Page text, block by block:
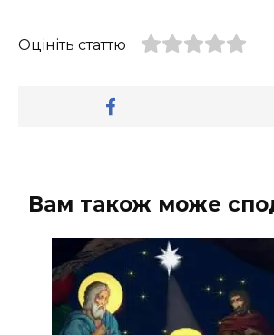
Оцініть статтю
Вам також може